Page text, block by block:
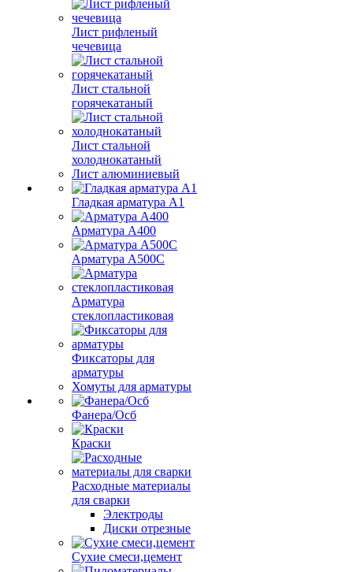
Лист рифленый
чечевица
Лист стальной
горячекатаный
Лист стальной
холоднокатаный
Лист алюминиевый
Гладкая арматура А1
Арматура А400
Арматура A500C
Арматура
стеклопластиковая
Фиксаторы для
арматуры
Хомуты для арматуры
Фанера/Осб
Краски
Расходные материалы
для сварки
Электроды
Диски отрезные
Сухие смеси,цемент